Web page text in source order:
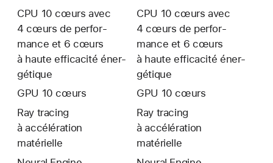
CPU 10 cœurs avec
4 cœurs de perfor­
mance et 6 cœurs
à haute effica­cité éner­
gétique
GPU 10 cœurs
Ray tracing
à accélération
matérielle
CPU 10 cœurs avec
4 cœurs de perfor­
mance et 6 cœurs
à haute effica­cité éner­
gétique
GPU 10 cœurs
Ray tracing
à accélération
matérielle